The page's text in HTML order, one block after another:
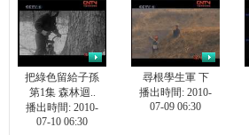
把綠色留給子孫
第1集 森林迴..
播出時間: 2010-
07-10 06:30
尋根學生軍 下
播出時間: 2010-
07-09 06:30